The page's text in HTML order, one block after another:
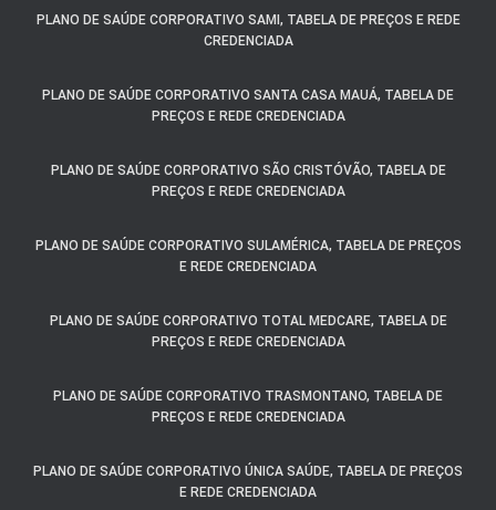
PLANO DE SAÚDE CORPORATIVO SAMI, TABELA DE PREÇOS E REDE
CREDENCIADA
PLANO DE SAÚDE CORPORATIVO SANTA CASA MAUÁ, TABELA DE
PREÇOS E REDE CREDENCIADA
PLANO DE SAÚDE CORPORATIVO SÃO CRISTÓVÃO, TABELA DE
PREÇOS E REDE CREDENCIADA
PLANO DE SAÚDE CORPORATIVO SULAMÉRICA, TABELA DE PREÇOS
E REDE CREDENCIADA
PLANO DE SAÚDE CORPORATIVO TOTAL MEDCARE, TABELA DE
PREÇOS E REDE CREDENCIADA
PLANO DE SAÚDE CORPORATIVO TRASMONTANO, TABELA DE
PREÇOS E REDE CREDENCIADA
PLANO DE SAÚDE CORPORATIVO ÚNICA SAÚDE, TABELA DE PREÇOS
E REDE CREDENCIADA